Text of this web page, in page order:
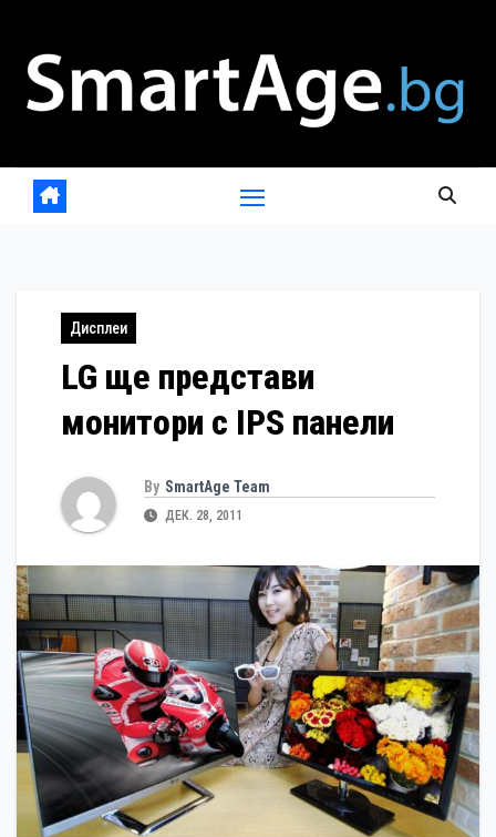
content
Дисплеи
LG ще представи
монитори с IPS панели
By SmartAge Team
ДЕК. 28, 2011